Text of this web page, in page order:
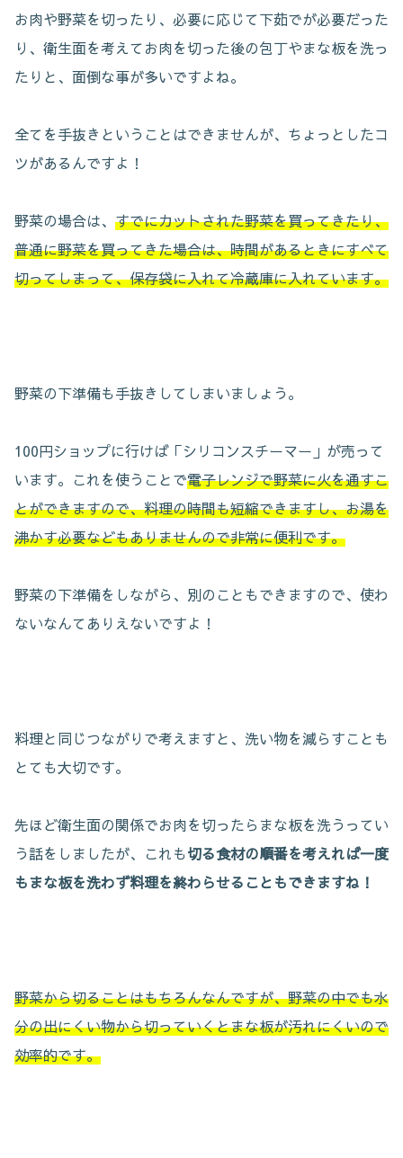
お肉や野菜を切ったり、必要に応じて下茹でが必要だった
り、衛生面を考えてお肉を切った後の包丁やまな板を洗っ
たりと、面倒な事が多いですよね。
全てを手抜きということはできませんが、ちょっとしたコ
ツがあるんですよ！
野菜の場合は、 すでにカットされた野菜を買ってきたり、
普通に野菜を買ってきた場合は、時間があるときにすべて
切ってしまって、保存袋に入れて冷蔵庫に入れています。
野菜の下準備も手抜きしてしまいましょう。
100円ショップに行けば「シリコンスチーマー」が売って
います。これを使うことで電子レンジで野菜に火を通すこ
とができますので、料理の時間も短縮できますし、お湯を
沸かす必要などもありませんので非常に便利です。
野菜の下準備をしながら、別のこともできますので、使わ
ないなんてありえないですよ！
料理と同じつながりで考えますと、洗い物を減らすことも
とても大切です。
先ほど衛生面の関係でお肉を切ったらまな板を洗うってい
う話をしましたが、これも切る食材の順番を考えれば一度
もまな板を洗わず料理を終わらせることもできますね！
野菜から切ることはもちろんなんですが、野菜の中でも水
分の出にくい物から切っていくとまな板が汚れにくいので
効率的です。